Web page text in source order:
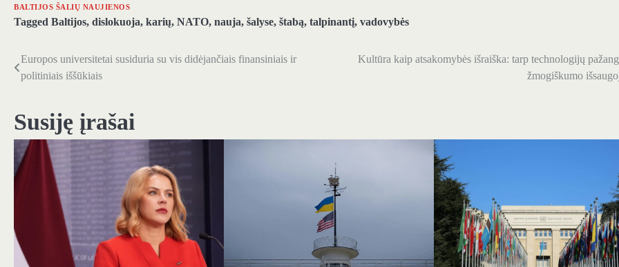
BALTIJOS ŠALIŲ NAUJIENOS
Tagged Baltijos, dislokuoja, karių, NATO, nauja, šalyse, štabą, talpinantį, vadovybės
Navigacija
tarp
įrašų
Europos universitetai susiduria su vis didėjančiais finansiniais ir
politiniais iššūkiais
Kultūra kaip atsakomybės išraiška: tarp technologijų
žmogiškumo
Susiję įrašai